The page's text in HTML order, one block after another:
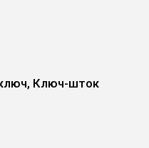
Ключ-шток